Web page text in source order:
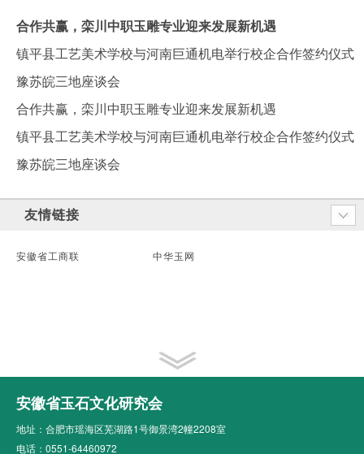
合作共赢，栾川中职玉雕专业迎来发展新机遇
镇平县工艺美术学校与河南巨通机电举行校企合作签约仪式
豫苏皖三地座谈会
合作共赢，栾川中职玉雕专业迎来发展新机遇
镇平县工艺美术学校与河南巨通机电举行校企合作签约仪式
豫苏皖三地座谈会
友情链接
安徽省工商联 中华玉网
安徽省玉石文化研究会
地址：合肥市瑶海区芜湖路1号御景湾2幢2208室
电话：0551-64460972